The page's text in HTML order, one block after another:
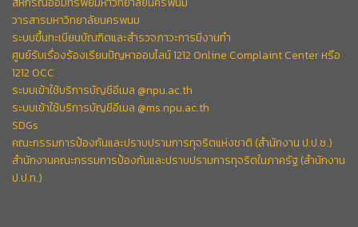
วารสารมหาวิทยาลัยนครพนม
ระบบขึ้นทะเบียนบัณฑิตและสำรวจภาวะการมีงานทำ
ศูนย์รับเรื่องร้องเรียนปัญหาออนไลน์ 1212 Online Complaint Center หรือ
1212 OCC
ระบบเข้าใช้บริการบัญชีอีเมล @npu.ac.th
ระบบเข้าใช้บริการบัญชีอีเมล @ms.npu.ac.th
SDGs
คณะกรรมการป้องกันและปราบปรามการทุจริตแห่งชาติ (สำนักงาน ป.ป.ช.)
สำนักงานคณะกรรมการป้องกันและปราบปรามการทุจริตในภาครัฐ (สำนักงาน
ป.ป.ท.)